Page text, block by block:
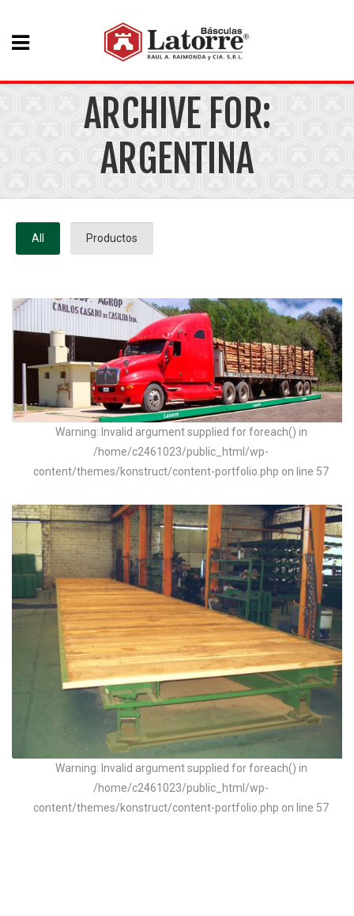
ARCHIVE FOR:
ARGENTINA
All Productos
Warning: Invalid argument supplied for foreach() in
/home/c2461023/public_html/wp-
content/themes/konstruct/content-portfolio.php on line 57
Warning: Invalid argument supplied for foreach() in
/home/c2461023/public_html/wp-
content/themes/konstruct/content-portfolio.php on line 57